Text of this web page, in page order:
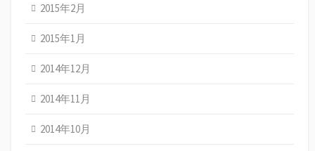
2015年2月
2015年1月
2014年12月
2014年11月
2014年10月